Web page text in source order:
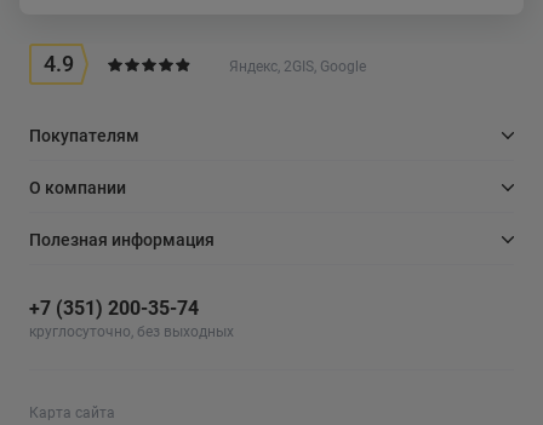
4.9 Яндекс, 2GIS, Google
Покупателям
О компании
Полезная информация
+7 (351) 200-35-74
круглосуточно, без выходных
Карта сайта